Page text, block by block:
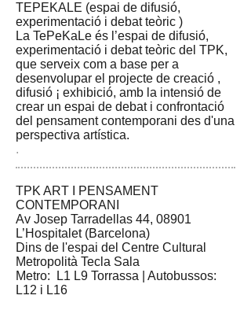
TEPEKALE (espai de difusió,
experimentació i debat teòric )​​​
La TePeKaLe és l’espai de difusió,
experimentació i debat teòric del TPK,
que serveix com a base per a
desenvolupar el projecte de creació ,
difusió ¡ exhibició, amb la intensió de
crear un espai de debat i confrontació
del pensament contemporani des d'una
perspectiva artística.
.
TPK ART I PENSAMENT
CONTEMPORANI
Av Josep Tarradellas 44, 08901
L’Hospitalet (Barcelona)
Dins de l'espai del Centre Cultural
Metropolità Tecla Sala
​Metro: L1 L9 Torrassa | Autobussos:
L12 i L16